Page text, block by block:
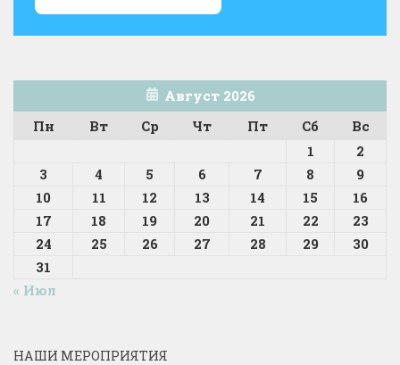
Август 2026
Пн
Вт Ср Чт Пт Сб
Вс
1
2
3
4 5 6 7 8
9
10
11 12 13 14 15
16
17
18 19 20 21 22
23
24
25 26 27 28 29
30
31
« Июл
НАШИ МЕРОПРИЯТИЯ